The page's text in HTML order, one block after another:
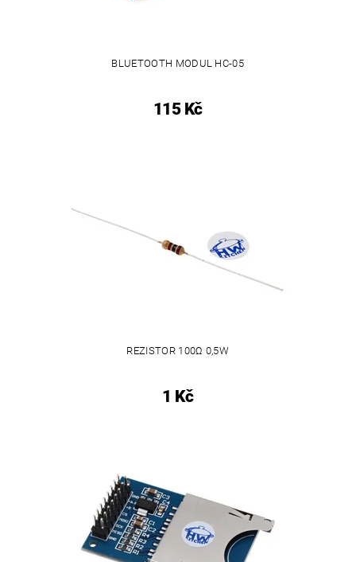
BLUETOOTH MODUL HC-05
115 Kč
REZISTOR 100Ω 0,5W
1 Kč